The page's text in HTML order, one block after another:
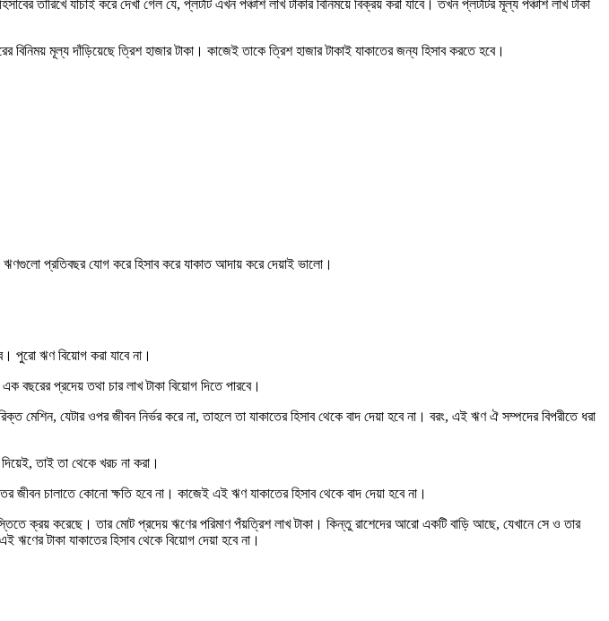
তারিখে যাচাই করে দেখা গেল যে, প্লটটি এখন পঞ্চাশ লাখ টাকার বিনিময়ে বিক্রয় করা যাবে। তখন প্লটটির মূল্য পঞ্চাশ লাখ টাকা
বিনিময় মূল্য দাঁড়িয়েছে ত্রিশ হাজার টাকা। কাজেই তাকে ত্রিশ হাজার টাকাই যাকাতের জন্য হিসাব করতে হবে।
প্রতিবছর যোগ করে হিসাব করে যাকাত আদায় করে দেয়াই ভালো।
পুরো ঋণ বিয়োগ করা যাবে না।
বছরের প্রদেয় তথা চার লাখ টাকা বিয়োগ দিতে পারবে।
মেশিন, যেটার ওপর জীবন নির্ভর করে না, তাহলে তা যাকাতের হিসাব থেকে বাদ দেয়া হবে না। বরং, এই ঋণ ঐ সম্পদের বিপরীতে ধরা
তাই তা থেকে খরচ না করা।
চালাতে কোনো ক্ষতি হবে না। কাজেই এই ঋণ যাকাতের হিসাব থেকে বাদ দেয়া হবে না।
ক্রয় করেছে। তার মোট প্রদেয় ঋণের পরিমাণ পঁয়ত্রিশ লাখ টাকা। কিন্তু রাশেদের আরো একটি বাড়ি আছে, যেখানে সে ও তার
টাকা যাকাতের হিসাব থেকে বিয়োগ দেয়া হবে না।